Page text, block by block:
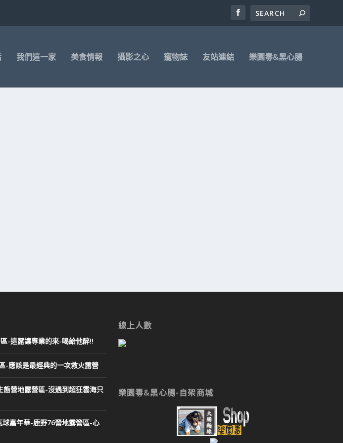
我們這一家 美食情報 攝影之心 寵物誌 友站連結 樂園毒&黑心腸
-這露讓專業的來-喝給他醉!!
-應該是最經典的一次救火露營
營地露營區-沒遇到超狂雲海只
嘉年華-鹿野76營地露營區-心
線上人數
樂園毒&黑心腸-自架商城